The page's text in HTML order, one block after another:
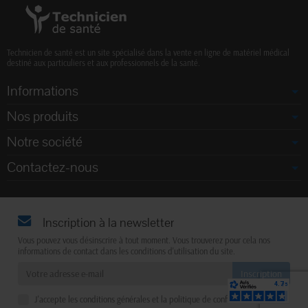
Technicien de santé est un site spécialisé dans la vente en ligne de matériel médical
destiné aux particuliers et aux professionnels de la santé.
Informations
Nos produits
Notre société
Contactez-nous
Inscription à la newsletter
Vous pouvez vous désinscrire à tout moment. Vous trouverez pour cela nos
informations de contact dans les conditions d'utilisation du site.
J'accepte les conditions générales et la politique de confidentialité